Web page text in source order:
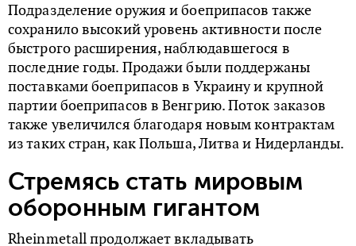
Подразделение оружия и боеприпасов также
сохранило высокий уровень активности после
быстрого расширения, наблюдавшегося в
последние годы. Продажи были поддержаны
поставками боеприпасов в Украину и крупной
партии боеприпасов в Венгрию. Поток заказов
также увеличился благодаря новым контрактам
из таких стран, как Польша, Литва и Нидерланды.
Стремясь стать мировым
оборонным гигантом
Rheinmetall продолжает вкладывать